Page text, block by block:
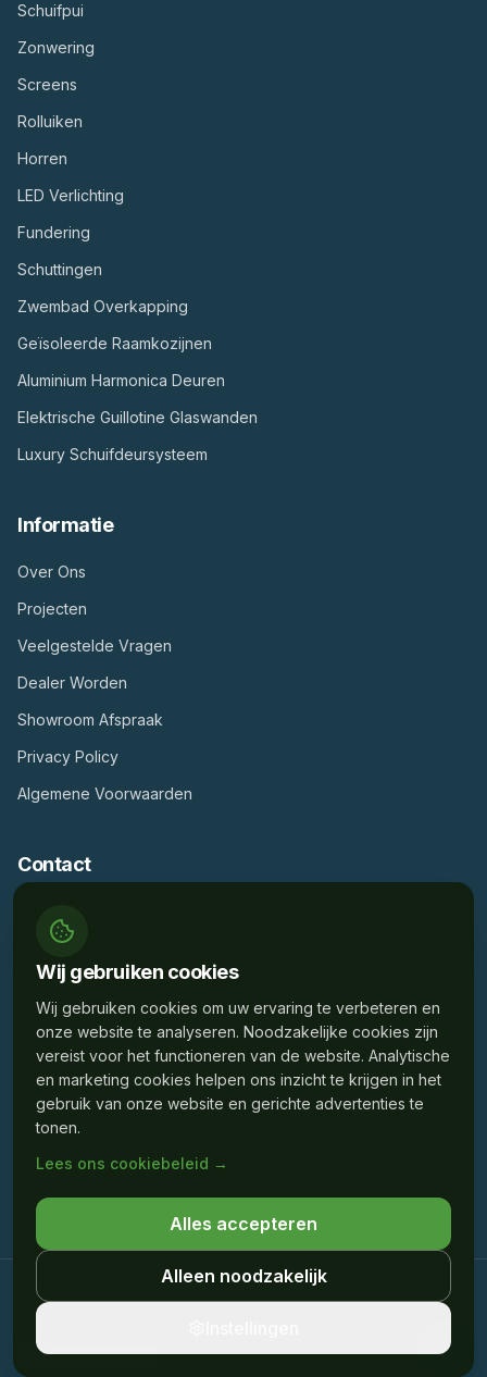
Schuifpui
Zonwering
Screens
Rolluiken
Horren
LED Verlichting
Fundering
Schuttingen
Zwembad Overkapping
Geïsoleerde Raamkozijnen
Aluminium Harmonica Deuren
Elektrische Guillotine Glaswanden
Luxury Schuifdeursysteem
Informatie
Over Ons
Projecten
Veelgestelde Vragen
Dealer Worden
Showroom Afspraak
Privacy Policy
Algemene Voorwaarden
Contact
Edisonstraat 5c
Fabriek:
Mercuriusstraat 43D
3133 EM Vlaardingen
010 - 230 6824
info@gardenluxveranda.nl
Ma: Gesloten
Di - Za: 10:00 - 17:00
2026
Gardenlux Veranda BV. Alle rechten voorbehouden.
Weblance Solutions
Cookie-instellingen
Wij gebruiken cookies
Wij gebruiken cookies om uw ervaring te verbeteren en
onze website te analyseren. Noodzakelijke cookies zijn
vereist voor het functioneren van de website. Analytische
en marketing cookies helpen ons inzicht te krijgen in het
gebruik van onze website en gerichte advertenties te
tonen.
Lees ons cookiebeleid →
Alles accepteren
Alleen noodzakelijk